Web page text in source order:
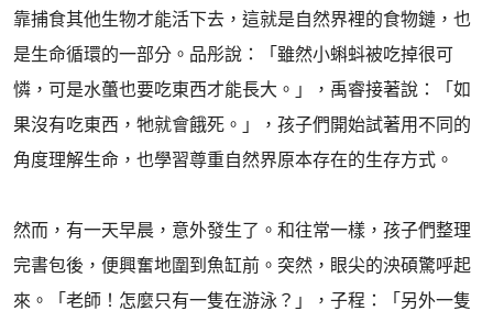
靠捕食其他生物才能活下去，這就是自然界裡的食物鏈，也
是生命循環的一部分。品彤說：「雖然小蝌蚪被吃掉很可
憐，可是水蠆也要吃東西才能長大。」，禹睿接著說：「如
果沒有吃東西，牠就會餓死。」，孩子們開始試著用不同的
角度理解生命，也學習尊重自然界原本存在的生存方式。
然而，有一天早晨，意外發生了。和往常一樣，孩子們整理
完書包後，便興奮地圍到魚缸前。突然，眼尖的泱碩驚呼起
來。「老師！怎麼只有一隻在游泳？」，子程：「另外一隻